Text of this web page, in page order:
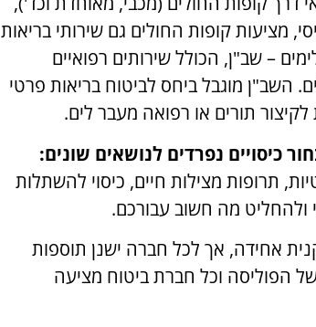
מציעות קופות החולים גם שירותי בריאות
– שב"ן, הכולל שירותים רפואיים
השב"ן מוגבל ביחס לביטוח בריאות פרטי
לקיצור תורים או רפואה מעבר לים.
כיסויים נפרדים לנושאים שונים:
תרופות מצילות חיים, כיסוי להשתלות
ולהחליט מה חשוב עבורכם.
אחידה, אך לכל חברה ישנן תוספות
הפוליסה וכל חברת ביטוח מציעה